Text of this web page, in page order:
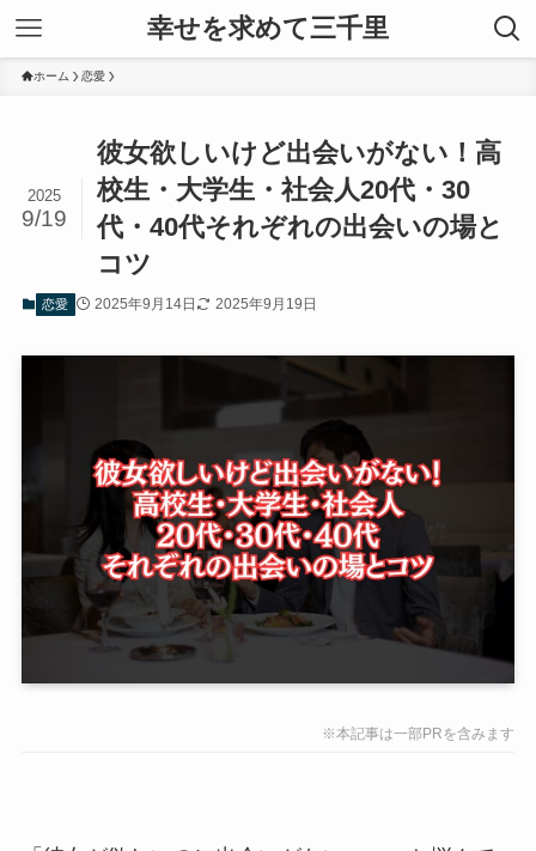
幸せを求めて三千里
ホーム 恋愛
彼女欲しいけど出会いがない！高
校生・大学生・社会人20代・30
代・40代それぞれの出会いの場と
コツ
2025
9/19
恋愛 2025年9月14日 2025年9月19日
※本記事は一部PRを含みます